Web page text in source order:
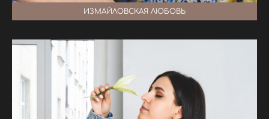
ИЗМАЙЛОВСКАЯ ЛЮБОВЬ